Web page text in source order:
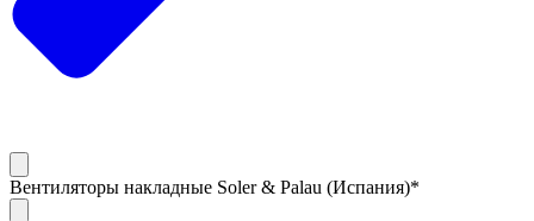
Вентиляторы накладные Soler & Palau (Испания)*